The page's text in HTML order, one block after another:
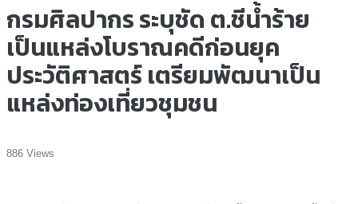
กรมศิลปากร ระบุชัด ต.ชีน้ำร้าย
เป็นแหล่งโบราณคดีก่อนยุค
ประวัติศาสตร์ เตรียมพัฒนาเป็น
แหล่งท่องเที่ยวชุมชน
886 Views